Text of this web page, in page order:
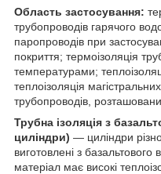
Область застосування:
трубопроводів гарячого
паропроводів при
покриття; термоізоляція
температурами;
теплоізоляція
трубопроводів,
Трубна ізоляція з
циліндри) ― циліндри
виготовлені з
матеріал має високі